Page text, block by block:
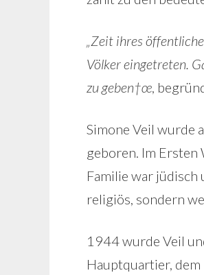
„Zeit ihres
Völker eingetreten.
zu geben†œ,
Simone Veil wurde
geboren. Im
Familie war
religiös, sondern
1944 wurde Veil
Hauptquartier,